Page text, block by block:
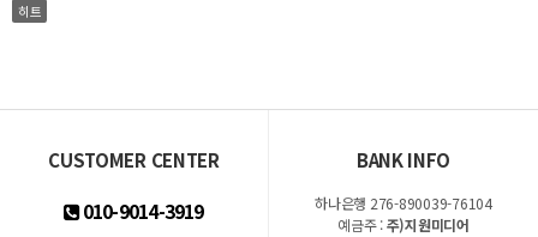
히트
CUSTOMER CENTER
010-9014-3919
BANK INFO
하나은행 276-890039-76104
예금주 :주)지원미디어